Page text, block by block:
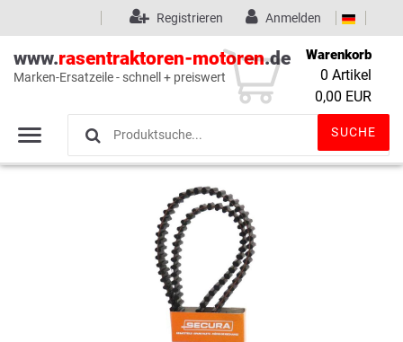
Wunschliste (0)
Anmelden
Registrieren
www.rasentraktoren-motoren.de
Marken-Ersatzeile - schnell + preiswert
SUCHE
Warenkorb
0 Artikel
0,00 EUR